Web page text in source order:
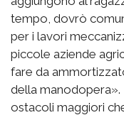
tempo, dovrò
per i lavori
piccole aziende
fare da
della manodopera».
ostacoli maggiori